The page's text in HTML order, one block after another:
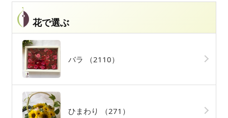
花で選ぶ
バラ （2110）
ひまわり （271）